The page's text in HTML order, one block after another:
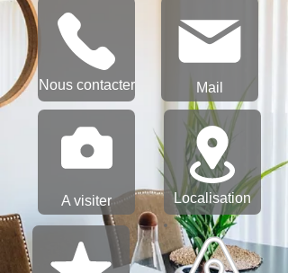
Nous contacter
A visiter
Mail
Localisation